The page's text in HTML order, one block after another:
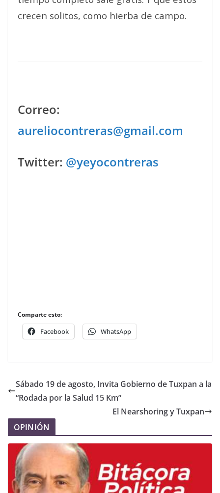
crecen solitos, como hierba de campo.
Correo:
aureliocontreras@gmail.com
Twitter: @yeyocontreras
Comparte esto:
Facebook WhatsApp
Sábado 19 de agosto, Invita Gobierno de Tuxpan a la
“Rodada por la Salud 15 Km”
El Nearshoring y Tuxpan
OPINIÓN